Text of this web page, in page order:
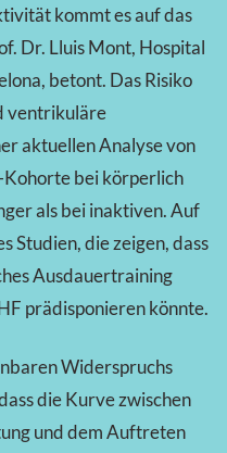
kommt es auf das
Dr. Lluis Mont, Hospital
betont. Das Risiko
ventrikuläre
aktuellen Analyse von
bei körperlich
als bei inaktiven. Auf
Studien, die zeigen, dass
Ausdauertraining
prädisponieren könnte.
Widerspruchs
die Kurve zwischen
und dem Auftreten